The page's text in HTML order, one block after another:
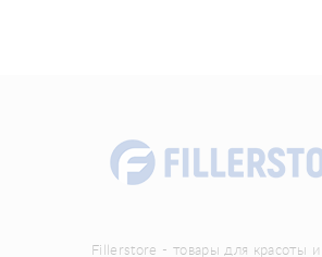
Fillerstore - товары для красоты и